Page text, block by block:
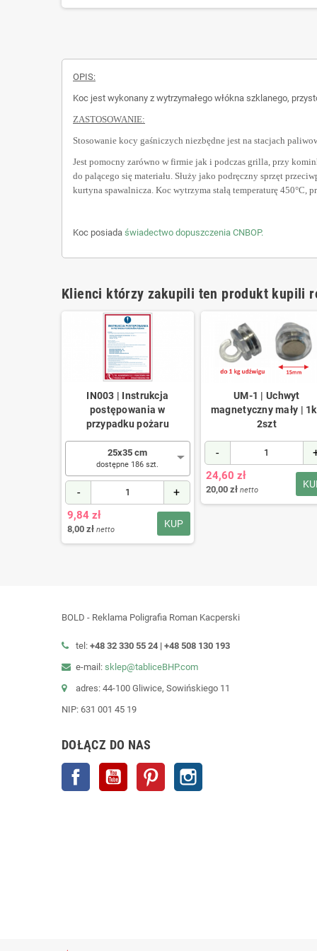
OPIS:
Koc jest wykonany z wytrzymałego włókna szklanego,
ZASTOSOWANIE:
Stosowanie kocy gaśniczych niezbędne jest na stacjach
Jest pomocny zarówno w firmie jak i podczas grilla, przy
do palącego się materiału. Służy jako podręczny sprzęt
kurtyna spawalnicza. Koc wytrzyma stałą temperaturę 450°C,
Koc posiada świadectwo dopuszczenia CNBOP.
Klienci którzy zakupili ten produkt kupili
IN003 | Instrukcja
postępowania w
przypadku pożaru
25x35 cm
dostępne 186 szt.
- +
KUP
9,84 zł
8,00 zł netto
UM-1 | Uchwyt
magnetyczny mały |
2szt
-
24,60 zł
20,00 zł netto
BOLD - Reklama Poligrafia Roman Kacperski
tel: +48 32 330 55 24 | +48 508 130 193
e-mail: sklep@tabliceBHP.com
adres: 44-100 Gliwice, Sowińskiego 11
NIP: 631 001 45 19
DOŁĄCZ DO NAS
Facebook YouTube Pinterest